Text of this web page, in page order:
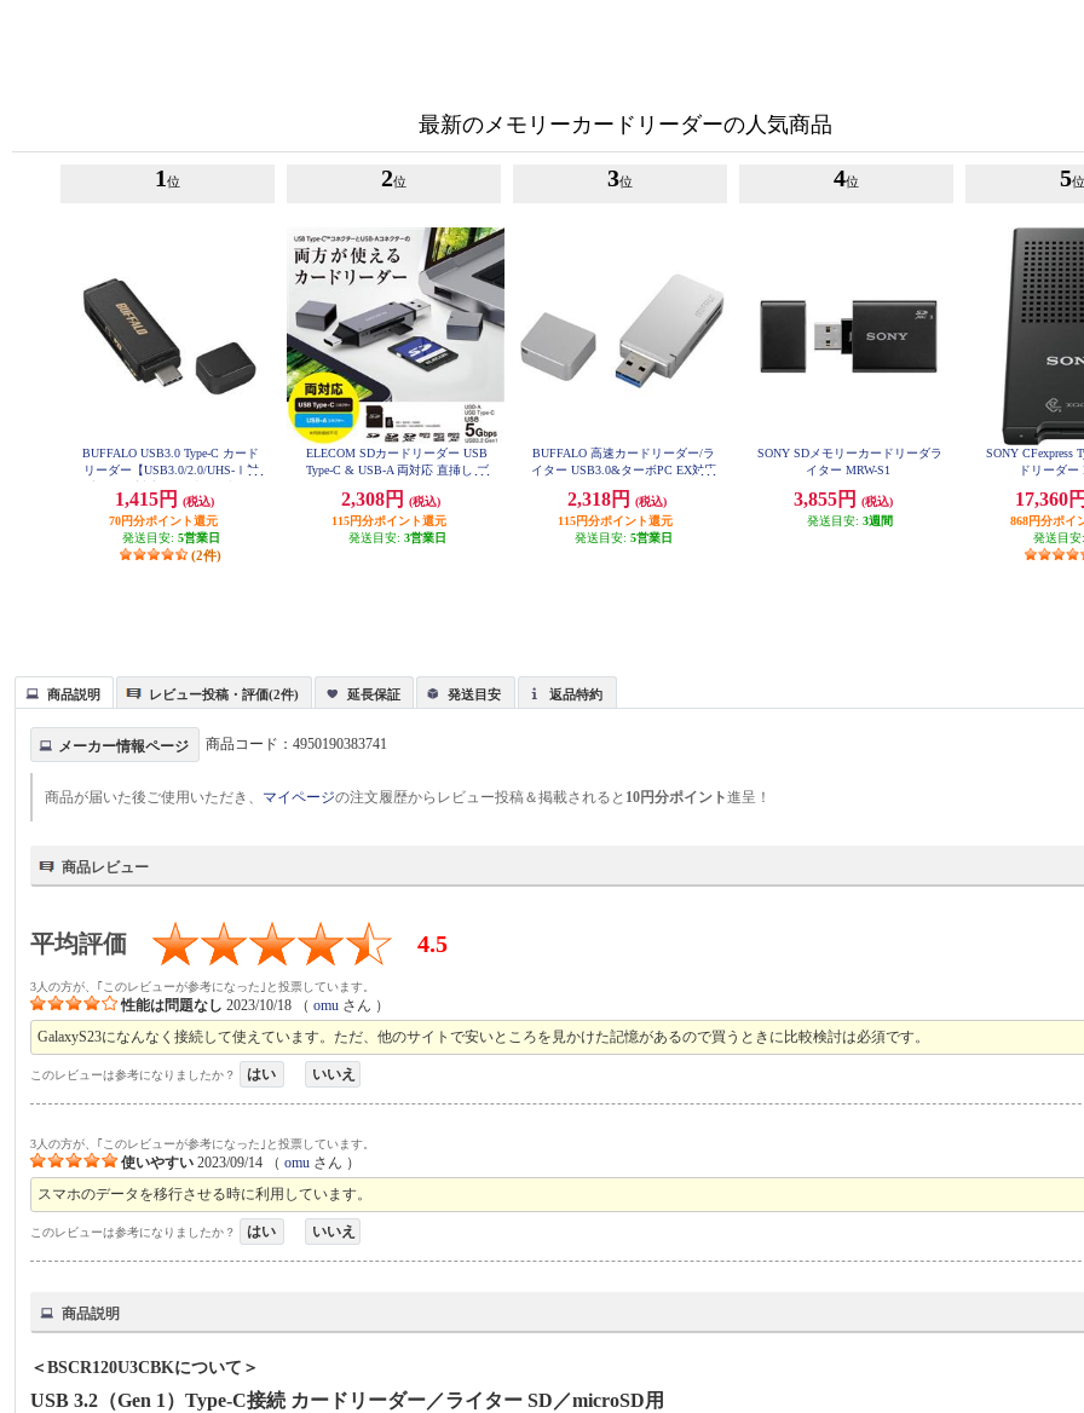
最新のメモリーカードリーダーの人気商品
1 位
BUFFALO USB3.0 Type-C カード
リーダー【USB3.0/2.0/UHS-Ⅰ対
ク】 BSCR120U3CBK
1,415円
(税込)
70円分ポイント還元
発送目安: 5営業日
(2件)
2位
ELECOM SDカードリーダー USB
Type-C & USB-A 両対応 直挿し ブ
2,308円
(税込)
115円分ポイント還元
発送目安: 3営業日
3位
BUFFALO 高速カードリーダー/ラ
イター USB3.0&ターボPC EX対応
2,318円
(税込)
115円分ポイント還元
発送目安: 5営業日
4位
SONY SDメモリーカードリーダラ
イター MRW-S1
3,855円
(税込)
発送目安: 3週間
5位
SONY CFexpress
ドリーダー
17,360
868円分ポイ
発送目
商品説明 レビュー投稿・評価(2件) 延長保証 発送目安 返品特約
メーカー情報ページ 商品コード：4950190383741
商品が届いた後ご使用いただき、 マイページの注文履歴からレビュー投稿＆掲載されると 10円分ポイント進呈！
商品レビュー
平均評価 4.5
3人の方が、｢このレビューが参考になった｣と投票しています。
性能は問題なし 2023/10/18 （omu さん ）
GalaxyS23になんなく接続して使えています。ただ、他のサイトで安いところを見かけた記憶があるので買うときに比較検討は必須です。
このレビューは参考になりましたか？ はい いいえ
3人の方が、｢このレビューが参考になった｣と投票しています。
使いやすい 2023/09/14 （omu さん ）
スマホのデータを移行させる時に利用しています。
このレビューは参考になりましたか？ はい いいえ
商品説明
＜BSCR120U3CBKについて＞
USB 3.2（Gen 1）Type-C接続 カードリーダー／ライター SD／microSD用